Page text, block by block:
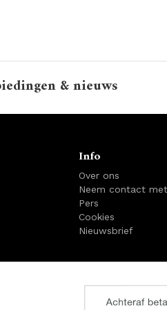
& nieuws
Info
Over ons
Neem contact
Pers
Cookies
Nieuwsbrief